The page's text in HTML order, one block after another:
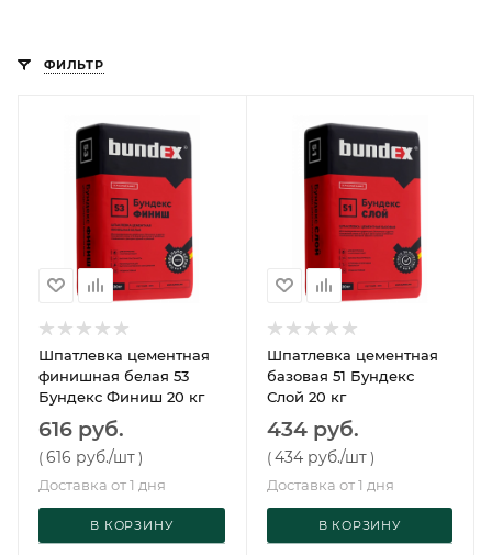
ФИЛЬТР
Шпатлевка цементная
финишная белая 53
Бундекс Финиш 20 кг
616 руб.
(616 руб./шт)
Доставка от 1 дня
В КОРЗИНУ
Шпатлевка цементная
базовая 51 Бундекс
Слой 20 кг
434 руб.
(434 руб./шт )
Доставка от 1 дня
В КОРЗИНУ